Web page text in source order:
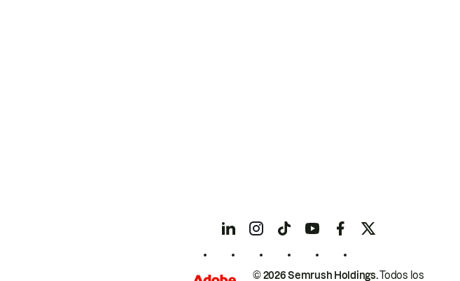
© 2026 Semrush Holdings.Todos los